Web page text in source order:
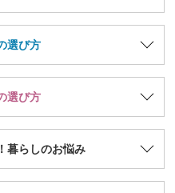
選び方
選び方
暮らしのお悩み